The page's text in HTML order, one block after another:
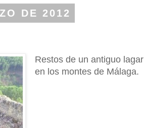
DE 2012
Restos de un antiguo lagar
en los montes de Málaga.